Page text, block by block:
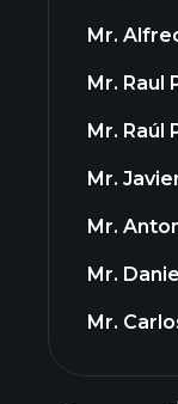
Mr.
Mr. Raul
Mr. Raúl
Mr.
Mr.
Mr.
Mr.